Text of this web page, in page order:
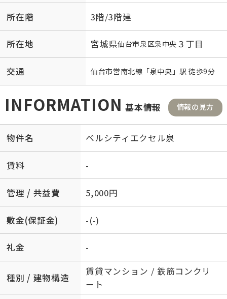
所在階 3階/3階建
所在地 宮城県仙台市泉区泉中央 ３丁目
交通 仙台市営南北線 「泉中央 」駅 徒歩9分
INFORMATION 基本情報 情報の見方
物件名 ベルシティエクセル泉
賃料 -
管理 / 共益費 5,000円
敷金(保証金) -(-)
礼金 -
種別 / 建物構造
賃貸マンション / 鉄筋コンクリ
ート